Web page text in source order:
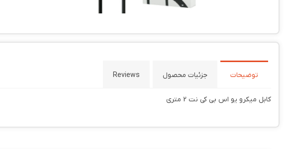
توضیحات جزئیات محصول Reviews
کابل میکرو یو اس بی کی نت 2 متری